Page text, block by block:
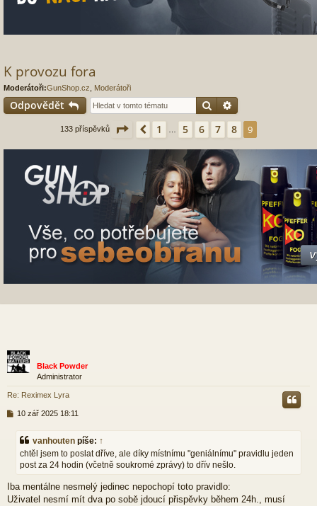
K provozu fora
Moderátoři:GunShop.cz Moderátoři
Odpovědět Hledat
133 příspěvků Stránka z9
Předchozí
1 5 6 7 8 9
Black Powder
Administrator
Re: Reximex Lyra
P
v
e
k
10 zář 2025 18:11
vanhouten píše: ↑
chtěl jsem to poslat dříve, ale díky místnímu "geniálnímu" pravidlu jeden
post za 24 hodin (včetně soukromé zprávy) to dřív nešlo.
Iba mentálne nesmelý jedinec nepochopí toto pravidlo:
Uživatel nesmí mít dva po sobě jdoucí přispěvky během 24h., musí